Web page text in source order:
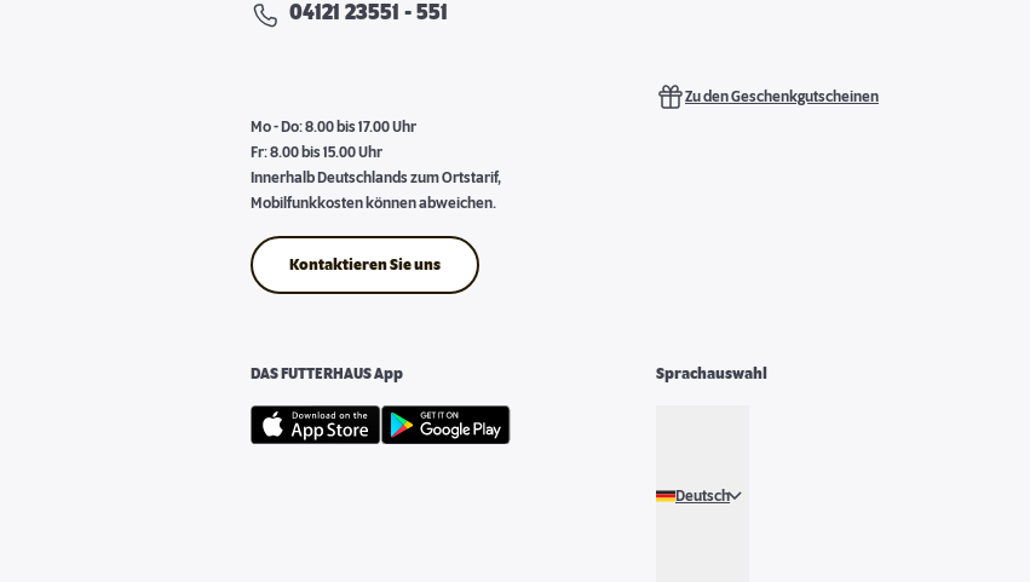
04121 23551 - 551
Mo - Do: 8.00 bis 17.00 Uhr
Fr: 8.00 bis 15.00 Uhr
Innerhalb Deutschlands zum Ortstarif,
Mobilfunkkosten können abweichen.
Kontaktieren Sie uns
Zu den Geschenkgutscheinen
DAS FUTTERHAUS App Sprachauswahl
Deutsch